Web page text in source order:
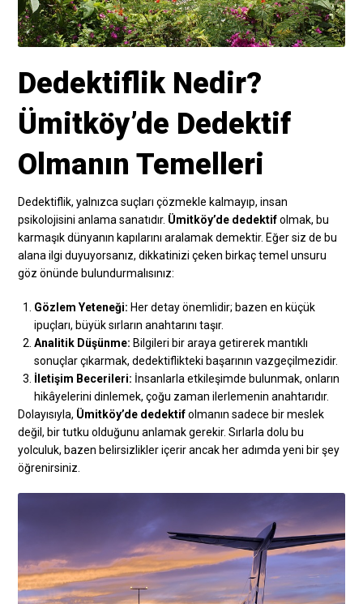
Dedektiflik Nedir?
Ümitköy’de Dedektif
Olmanın Temelleri
Dedektiflik, yalnızca suçları çözmekle kalmayıp, insan
psikolojisini anlama sanatıdır. Ümitköy’de dedektifolmak, bu
karmaşık dünyanın kapılarını aralamak demektir. Eğer siz de bu
alana ilgi duyuyorsanız, dikkatinizi çeken birkaç temel unsuru
göz önünde bulundurmalısınız:
Gözlem Yeteneği: Her detay önemlidir; bazen en küçük
ipuçları, büyük sırların anahtarını taşır.
Analitik Düşünme: Bilgileri bir araya getirerek mantıklı
sonuçlar çıkarmak, dedektiflikteki başarının vazgeçilmezidir.
İletişim Becerileri: İnsanlarla etkileşimde bulunmak, onların
hikâyelerini dinlemek, çoğu zaman ilerlemenin anahtarıdır.
Dolayısıyla, Ümitköy’de dedektifolmanın sadece bir meslek
değil, bir tutku olduğunu anlamak gerekir. Sırlarla dolu bu
yolculuk, bazen belirsizlikler içerir ancak her adımda yeni bir şey
öğrenirsiniz.